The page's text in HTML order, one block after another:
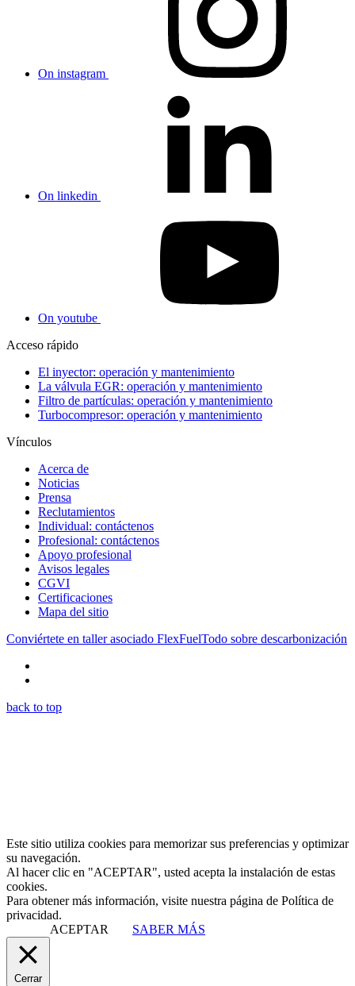
On instagram
On linkedin
On youtube
Acceso rápido
El inyector: operación y mantenimiento
La válvula EGR: operación y mantenimiento
Filtro de partículas: operación y mantenimiento
Turbocompresor: operación y mantenimiento
Vínculos
Acerca de
Noticias
Prensa
Reclutamientos
Individual: contáctenos
Profesional: contáctenos
Apoyo profesional
Avisos legales
CGVI
Certificaciones
Mapa del sitio
Conviértete en taller asociado FlexFuelTodo sobre descarbonización
back to top
Este sitio utiliza cookies para memorizar sus preferencias y optimizar
su navegación.
Al hacer clic en "ACEPTAR", usted acepta la instalación de estas
cookies.
Para obtener más información, visite nuestra página de Política de
privacidad.
ACEPTAR
SABER MÁS
Cerrar